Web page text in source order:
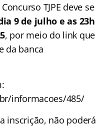
TJPE deve se
9 de julho e as 23h
, por meio do link que
da banca
informacoes/485/
inscrição, não poderá